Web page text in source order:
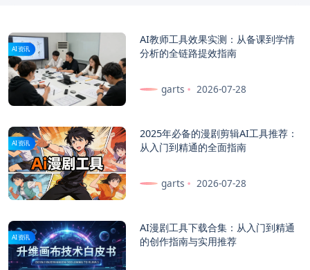
AI资讯
AI教师工具效果实测：从备课到学情
分析的全链路提效指南
garts 2026-07-28
AI资讯
2025年必备的漫剧剪辑AI工具推荐：
从入门到精通的全面指南
garts 2026-07-28
AI资讯
AI漫剧工具下载合集：从入门到精通
的创作指南与实用推荐